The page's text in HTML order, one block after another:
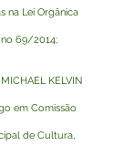
na Lei Orgânica
69/2014;
KELVIN
em Comissão
de Cultura,